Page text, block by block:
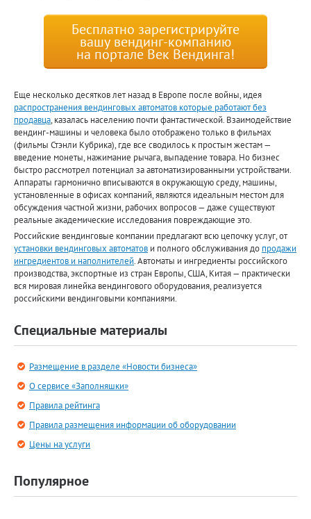
Бесплатно зарегистрируйте
вашу вендинг-компанию
на портале Век Вендинга!
Еще несколько десятков лет назад в Европе после войны, идея
распространения вендинговых автоматов которые работают без
продавца, казалась населению почти фантастической. Взаимодействие
вендинг-машины и человека было отображено только в фильмах
(фильмы Стэнли Кубрика), где все сводилось к простым жестам —
введение монеты, нажимание рычага, выпадение товара. Но бизнес
быстро рассмотрел потенциал за автоматизированными устройствами.
Аппараты гармонично вписываются в окружающую среду, машины,
установленные в офисах компаний, являются идеальным местом для
обсуждения частной жизни, рабочих вопросов — даже существуют
реальные академические исследования повреждающие это.
Российские вендинговые компании предлагают всю цепочку услуг, от
установки вендинговых автоматов и полного обслуживания до продажи
ингредиентов и наполнителей. Автоматы и ингредиенты российского
производства, экспортные из стран Европы, США, Китая — практически
вся мировая линейка вендингового оборудования, реализуется
российскими вендинговыми компаниями.
Специальные материалы
Размещение в разделе «Новости бизнеса»
О сервисе «Заполняшки»
Правила рейтинга
Правила размещения информации об оборудовании
Цены на услуги
Популярное